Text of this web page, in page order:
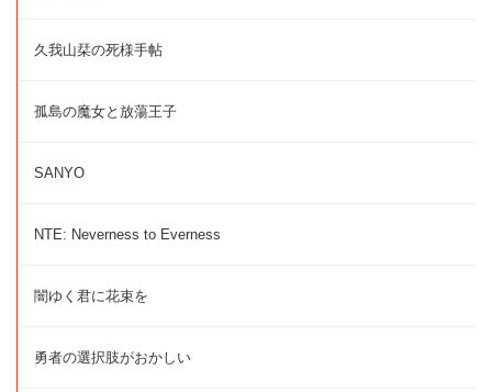
久我山栞の死様手帖
孤島の魔女と放蕩王子
SANYO
NTE: Neverness to Everness
闇ゆく君に花束を
勇者の選択肢がおかしい